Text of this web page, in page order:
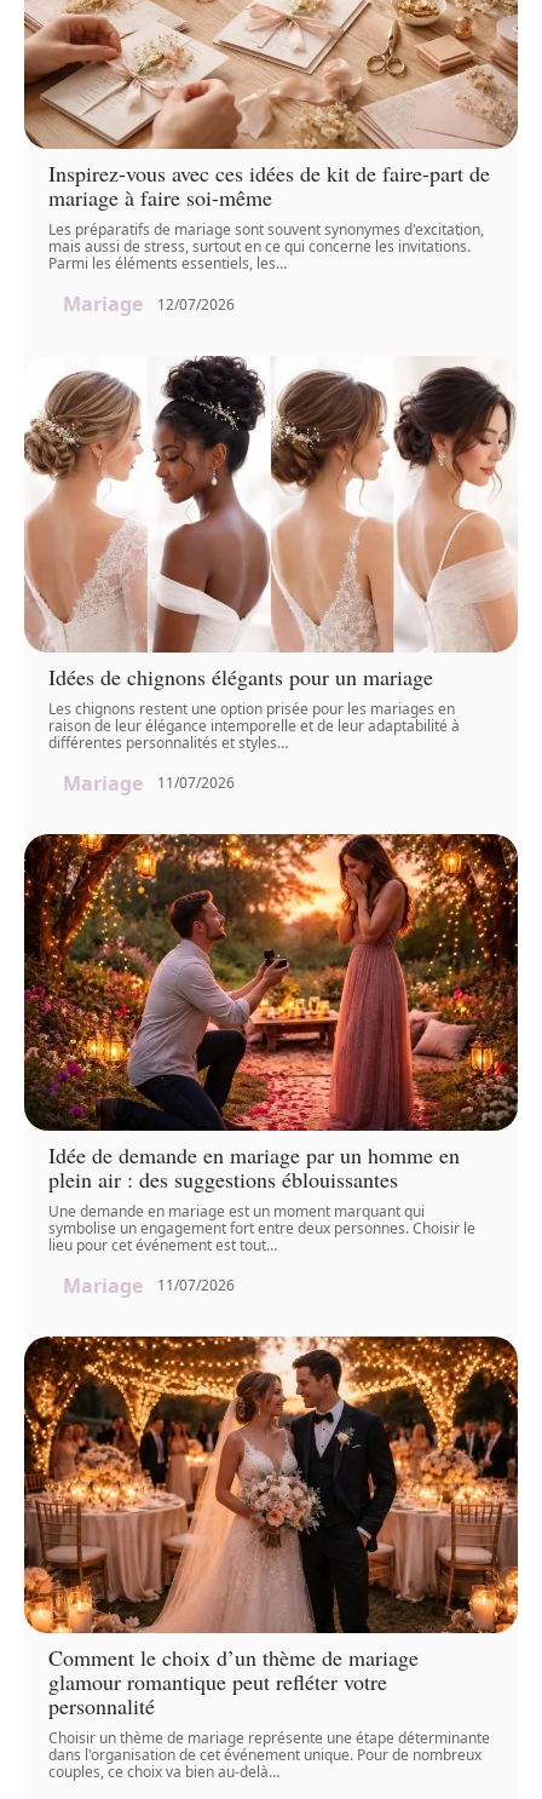
Inspirez-vous avec ces idées de kit de faire-part de
mariage à faire soi-même
Les préparatifs de mariage sont souvent synonymes d'excitation,
mais aussi de stress, surtout en ce qui concerne les invitations.
Parmi les éléments essentiels, les…
Mariage 12/07/2026
Idées de chignons élégants pour un mariage
Les chignons restent une option prisée pour les mariages en
raison de leur élégance intemporelle et de leur adaptabilité à
différentes personnalités et styles…
Mariage 11/07/2026
Idée de demande en mariage par un homme en
plein air : des suggestions éblouissantes
Une demande en mariage est un moment marquant qui
symbolise un engagement fort entre deux personnes. Choisir le
lieu pour cet événement est tout…
Mariage 11/07/2026
Comment le choix d’un thème de mariage
glamour romantique peut refléter votre
personnalité
Choisir un thème de mariage représente une étape déterminante
dans l'organisation de cet événement unique. Pour de nombreux
couples, ce choix va bien au-delà…